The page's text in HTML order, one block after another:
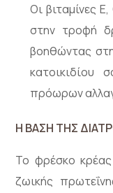
Οι βιταμίνες
στην τροφή
βοηθώντας
κατοικιδίου
πρόωρων
Η ΒΑΣΗ ΤΗΣ
Το φρέσκο
ζωικής